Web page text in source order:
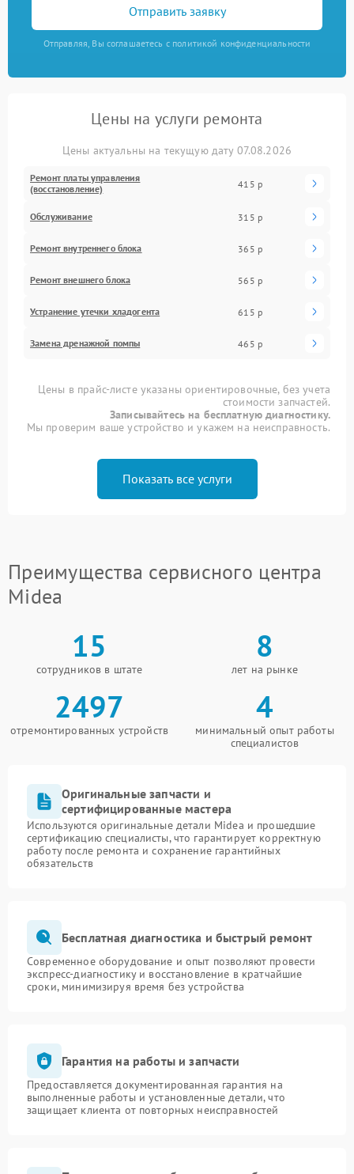
Отправить заявку
Отправляя, Вы соглашаетесь с политикой конфиденциальности
Цены на услуги ремонта
Цены актуальны на текущую дату 07.08.2026
Ремонт платы управления
(восстановление)
415 р
Обслуживание 315 р
Ремонт внутреннего блока 365 р
Ремонт внешнего блока 565 р
Устранение утечки хладогента 615 р
Замена дренажной помпы 465 р
Цены в прайс-листе указаны ориентировочные, без учета
стоимости запчастей.
Записывайтесь на бесплатную диагностику.
Мы проверим ваше устройство и укажем на неисправность.
Показать все услуги
Преимущества сервисного центра
Midea
15
сотрудников в штате
8
лет на рынке
2497
отремонтированных устройств
4
минимальный опыт работы
специалистов
Оригинальные запчасти и
сертифицированные мастера
Используются оригинальные детали Midea и прошедшие
сертификацию специалисты, что гарантирует корректную
работу после ремонта и сохранение гарантийных
обязательств
Бесплатная диагностика и быстрый ремонт
Современное оборудование и опыт позволяют провести
экспресс-диагностику и восстановление в кратчайшие
сроки, минимизируя время без устройства
Гарантия на работы и запчасти
Предоставляется документированная гарантия на
выполненные работы и установленные детали, что
защищает клиента от повторных неисправностей